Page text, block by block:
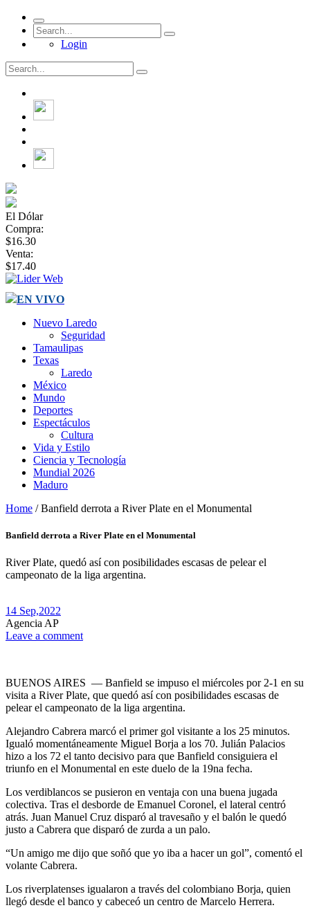
Login
El Dólar
Compra:
$16.30
Venta:
$17.40
EN VIVO
Nuevo Laredo
Seguridad
Tamaulipas
Texas
Laredo
México
Mundo
Deportes
Espectáculos
Cultura
Vida y Estilo
Ciencia y Tecnología
Mundial 2026
Maduro
Home / Banfield derrota a River Plate en el Monumental
Banfield derrota a River Plate en el Monumental
River Plate, quedó así con posibilidades escasas de pelear el
campeonato de la liga argentina.
14 Sep,2022
Agencia AP
Leave a comment
BUENOS AIRES — Banfield se impuso el miércoles por 2-1 en su
visita a River Plate, que quedó así con posibilidades escasas de
pelear el campeonato de la liga argentina.
Alejandro Cabrera marcó el primer gol visitante a los 25 minutos.
Igualó momentáneamente Miguel Borja a los 70. Julián Palacios
hizo a los 72 el tanto decisivo para que Banfield consiguiera el
triunfo en el Monumental en este duelo de la 19na fecha.
Los verdiblancos se pusieron en ventaja con una buena jugada
colectiva. Tras el desborde de Emanuel Coronel, el lateral centró
atrás. Juan Manuel Cruz disparó al travesaño y el balón le quedó
justo a Cabrera que disparó de zurda a un palo.
“Un amigo me dijo que soñó que yo iba a hacer un gol”, comentó el
volante Cabrera.
Los riverplatenses igualaron a través del colombiano Borja, quien
llegó desde el banco y cabeceó un centro de Marcelo Herrera.